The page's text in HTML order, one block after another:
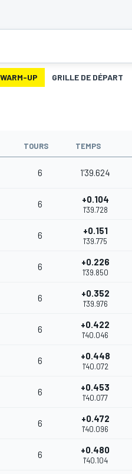
WARM-UP GRILLE DE DÉPART
TOURS TEMPS
6 1'39.624
6 +0.104
1'39.728
6 +0.151
1'39.775
6 +0.226
1'39.850
6 +0.352
1'39.976
6 +0.422
1'40.046
6 +0.448
1'40.072
6 +0.453
1'40.077
6 +0.472
1'40.096
6 +0.480
1'40.104